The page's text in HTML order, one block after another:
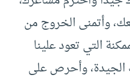
وأتمنى الخروج من
التي تعود علينا
الجيدة، وأحرص على